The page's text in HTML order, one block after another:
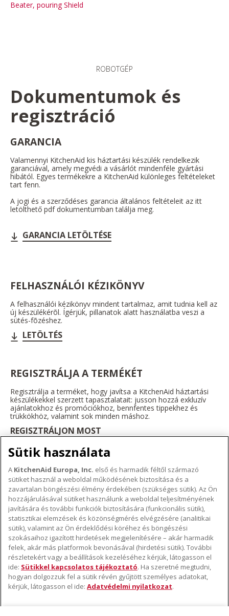
Beater, pouring Shield
ROBOTGÉP
Dokumentumok és
regisztráció
GARANCIA
Valamennyi KitchenAid kis háztartási készülék rendelkezik
garanciával, amely megvédi a vásárlót mindenféle gyártási
hibától. Egyes termékekre a KitchenAid különleges feltételeket
tart fenn.
A jogi és a szerződéses garancia általános feltételeit az itt
letölthető pdf dokumentumban találja meg.
GARANCIA LETÖLTÉSE
FELHASZNÁLÓI KÉZIKÖNYV
A felhasználói kézikönyv mindent tartalmaz, amit tudnia kell az
új készülékérõl. Ígérjük, pillanatok alatt használatba veszi a
sütés-fõzéshez.
LETÖLTÉS
REGISZTRÁLJA A TERMÉKÉT
Regisztrálja a terméket, hogy javítsa a KitchenAid háztartási
készülékekkel szerzett tapasztalatait: jusson hozzá exkluzív
ajánlatokhoz és promóciókhoz, bennfentes tippekhez és
trükkökhöz, valamint sok minden máshoz.
REGISZTRÁLJON MOST
A KITCHENAID MÁRKÁRÓL
A márka lényege
A márka története
ODR
TÁMOGATÁS
Hol lehet megvenni
Garancia és dokumentumok
Ügyfélszolgálat
KÖVESSEN BENNÜNKET
Sütik használata
A KitchenAid Europa, Inc. első és harmadik féltől származó
sütiket használ a weboldal működésének biztosítása és a
zavartalan böngészési élmény érdekében (szükséges sütik). Az Ön
hozzájárulásával sütiket használunk a weboldal teljesítményének
javítására és további funkciók biztosítására (funkcionális sütik),
statisztikai elemzések és közönségmérés elvégzésére (analitikai
sütik), valamint az Ön érdeklődési köréhez és böngészési
szokásaihoz igazított hirdetések megjelenítésére – akár harmadik
felek, akár más platformok bevonásával (hirdetési sütik). További
részletekért vagy a beállítások kezeléséhez kérjük, látogasson el
ide: Sütikkel kapcsolatos tájékoztató. Ha szeretné megtudni,
hogyan dolgozzuk fel a sütik révén gyűjtött személyes adatokat,
kérjük, látogasson el ide: Adatvédelmi nyilatkozat.